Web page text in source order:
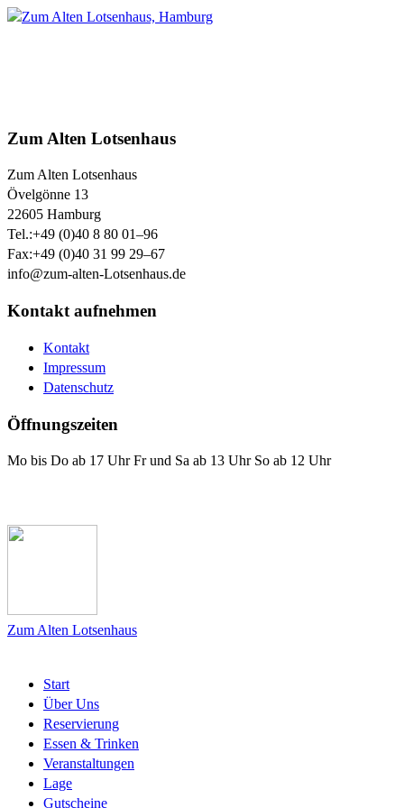
Zum Alten Lotsenhaus
Zum Alten Lotsenhaus
Övelgönne 13
22605 Hamburg
Tel.:+49 (0)40 8 80 01–96
Fax:+49 (0)40 31 99 29–67
info@zum-alten-Lotsenhaus.de
Kontakt aufnehmen
Kontakt
Impressum
Datenschutz
Öffnungszeiten
Mo bis Do ab 17 Uhr Fr und Sa ab 13 Uhr So ab 12 Uhr
Zum Alten Lotsenhaus
Start
Über Uns
Reservierung
Essen & Trinken
Veranstaltungen
Lage
Gutscheine